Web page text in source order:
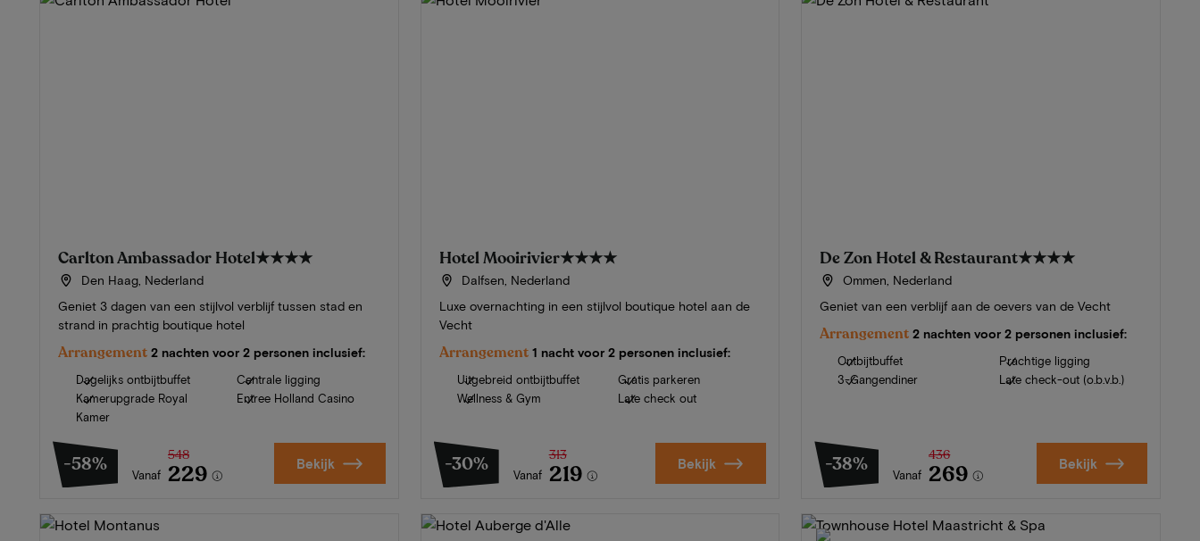
Carlton Ambassador Hotel★★★★
Den Haag, Nederland
Geniet 3 dagen van een stijlvol verblijf tussen stad en
strand in prachtig boutique hotel
Arrangement 2 nachten voor 2 personen inclusief:
Dagelijks ontbijtbuffet
Kamerupgrade Royal
Kamer
Centrale ligging
Entree Holland Casino
-58% Vanaf
548
229 Bekijk
Hotel Mooirivier★★★★
Dalfsen, Nederland
Luxe overnachting in een stijlvol boutique hotel aan de
Vecht
Arrangement 1 nacht voor 2 personen inclusief:
Uitgebreid ontbijtbuffet
Wellness & Gym
Gratis parkeren
Late check out
-30% Vanaf
313
219 Bekijk
De Zon Hotel & Restaurant★★★★
Ommen, Nederland
Geniet van een verblijf aan de oevers van de Vecht
Arrangement 2 nachten voor 2 personen inclusief:
Ontbijtbuffet
3-Gangendiner
Prachtige ligging
Late check-out (o.b.v.b.)
-38% Vanaf
436
269 Bekijk